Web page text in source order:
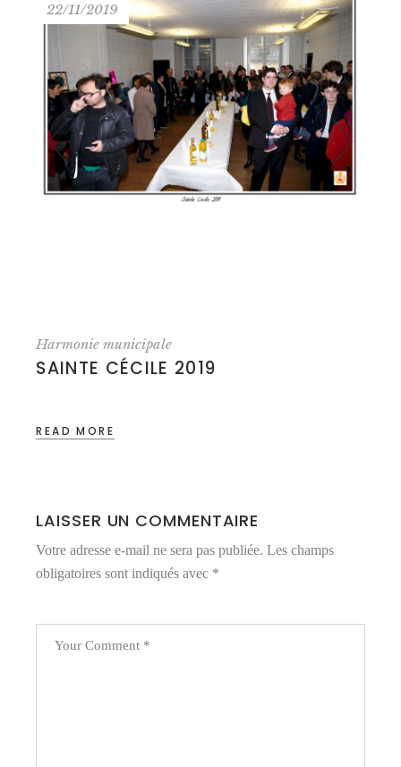
22/11/2019
Harmonie municipale
SAINTE CÉCILE 2019
READ MORE
LAISSER UN COMMENTAIRE
Votre adresse e-mail ne sera pas publiée. Les champs
obligatoires sont indiqués avec *